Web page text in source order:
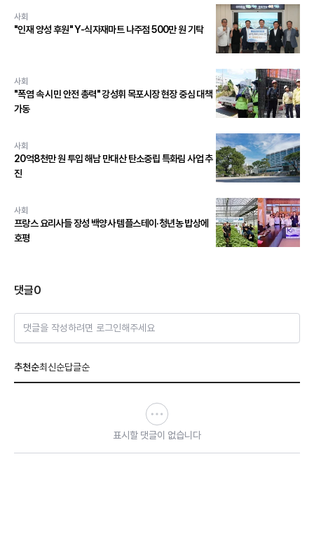
사회
"인재 양성 후원" Y-식자재마트 나주점 500만 원 기탁
사회
"폭염 속 시민 안전 총력" 강성휘 목포시장 현장 중심 대책
가동
사회
20억8천만 원 투입 해남 만대산 탄소중립 특화림 사업 추
진
사회
프랑스 요리사들 장성 백양사 템플스테이·청년농 밥상에
호평
댓글0
댓글을 작성하려면 로그인해주세요
추천순최신순답글순
표시할 댓글이 없습니다